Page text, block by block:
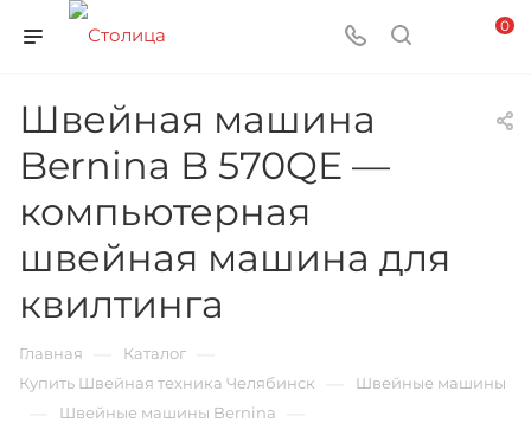
0
Швейная машина
Bernina B 570QE —
компьютерная
швейная машина для
квилтинга
Главная Каталог
Купить Швейная техника Челябинск Швейные машины
Швейные машины Bernina